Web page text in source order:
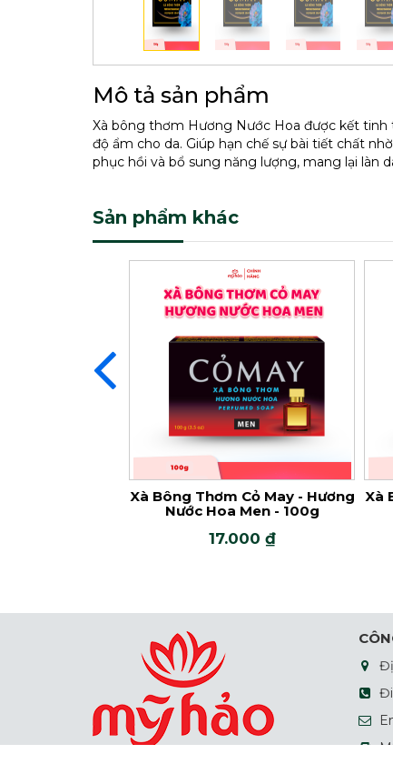
Mô tả sản phẩm
Xà bông thơm Hương Nước Hoa được kết tinh
độ ẩm cho da. Giúp hạn chế sự bài tiết chất
phục hồi và bổ sung năng lượng, mang lại làn
Sản phẩm khác
Xà Bông Thơm Cỏ May - Hương
Nước Hoa Men - 100g
17.000 ₫
Xà